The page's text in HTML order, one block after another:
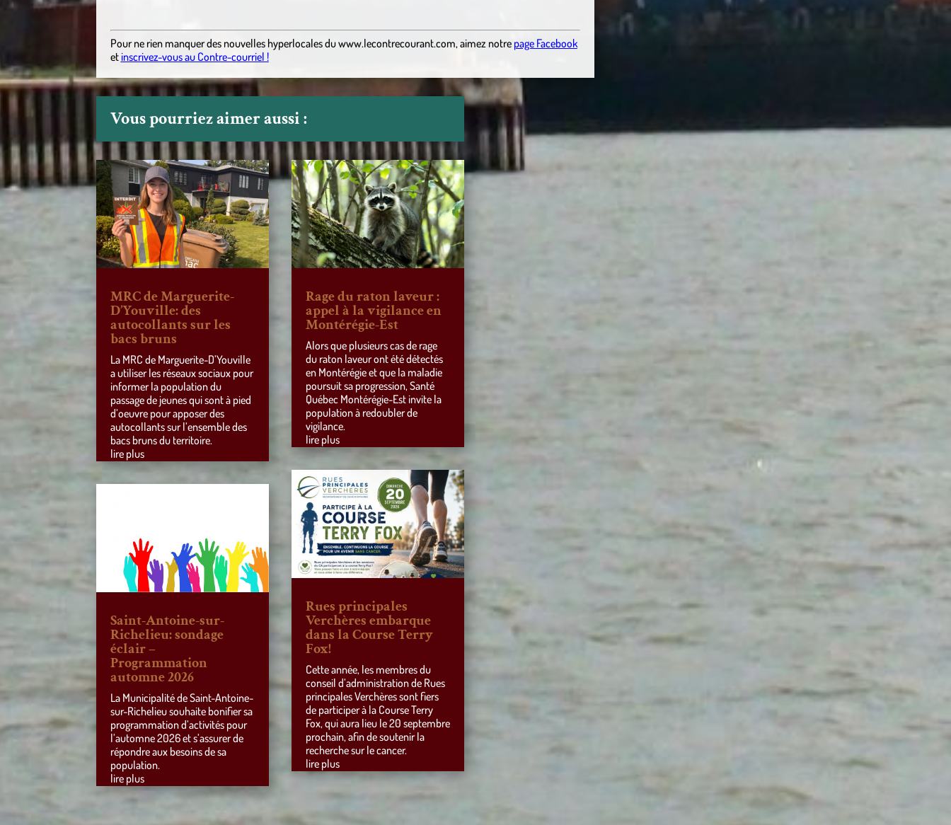
Pour ne rien manquer des nouvelles hyperlocalesduwww.lecontrecourant.com,aimez notre page Facebook
etinscrivez-vous au Contre-courriel !
Vous pourriez aimer aussi :
MRC de Marguerite-
D’Youville: des
autocollants sur les
bacs bruns
La MRC de Marguerite-D’Youville
a utiliser les réseaux sociaux pour
informer la population du
passage de jeunes qui sont à pied
d’oeuvre pour apposer des
autocollants sur l’ensemble des
bacs bruns du territoire.
lire plus
Saint-Antoine-sur-
Richelieu: sondage
éclair –
Programmation
automne 2026
La Municipalité de Saint-Antoine-
sur-Richelieu souhaite bonifier sa
programmation d’activités pour
l’automne 2026 et s’assurer de
répondre aux besoins de sa
population.
lire plus
Rage du raton laveur :
appel à la vigilance en
Montérégie-Est
Alors que plusieurs cas de rage
du raton laveur ont été détectés
en Montérégie et que la maladie
poursuit sa progression, Santé
Québec Montérégie-Est invite la
population à redoubler de
vigilance.
lire plus
Rues principales
Verchères embarque
dans la Course Terry
Fox!
Cette année, les membres du
conseil d’administration de Rues
principales Verchères sont fiers
de participer à la Course Terry
Fox, qui aura lieu le 20 septembre
prochain, afin de soutenir la
recherche sur le cancer.
lire plus